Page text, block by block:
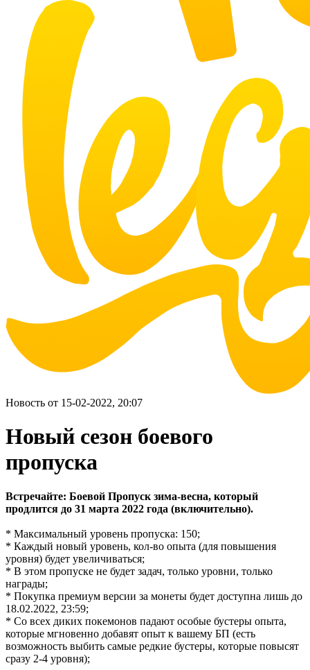
Новость от 15-02-2022, 20:07
Новый сезон боевого
пропуска
Встречайте: Боевой Пропуск зима-весна, который
продлится до 31 марта 2022 года (включительно).
* Максимальный уровень пропуска: 150;
* Каждый новый уровень, кол-во опыта (для повышения
уровня) будет увеличиваться;
* В этом пропуске не будет задач, только уровни, только
награды;
* Покупка премиум версии за монеты будет доступна лишь до
18.02.2022, 23:59;
* Со всех диких покемонов падают особые бустеры опыта,
которые мгновенно добавят опыт к вашему БП (есть
возможность выбить самые редкие бустеры, которые повысят
сразу 2-4 уровня);